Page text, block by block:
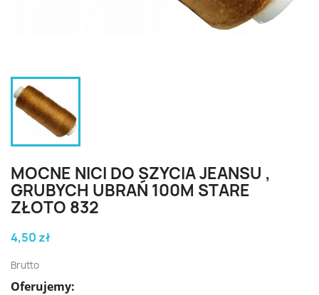
MOCNE NICI DO SZYCIA JEANSU ,
GRUBYCH UBRAŃ 100M STARE
ZŁOTO 832
4,50 zł
Brutto
Oferujemy: